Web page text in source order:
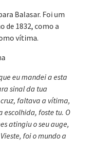
Balasar. Foi um
de 1832, como a
vítima.
eu mandei a esta
sinal da tua
faltava a vítima,
escolhida, foste tu. O
atingiu o seu auge,
foi o mundo a